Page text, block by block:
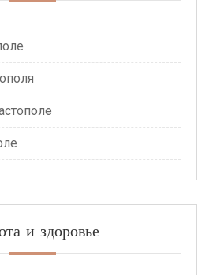
и здоровье